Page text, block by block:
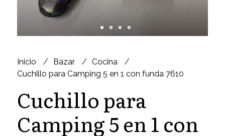
Inicio Bazar
Cocina
Cuchillo para Camping 5 en 1 con funda 7610
Cuchillo para
Camping 5 en 1 con